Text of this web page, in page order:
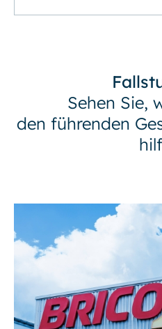
Sehen Sie,
den führenden